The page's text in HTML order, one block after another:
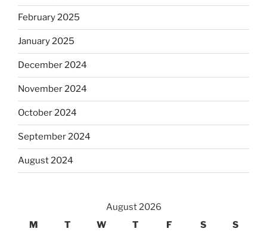
February 2025
January 2025
December 2024
November 2024
October 2024
September 2024
August 2024
August 2026
M
T W T F S S